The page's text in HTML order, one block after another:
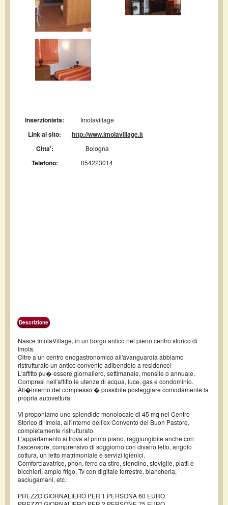
Inserzionista: Imolavillage
Link al sito:
http://www.imolavillage.it
Citta':
Bologna
Telefono: 054223014
Descrizione
Nasce ImolaVillage, in un borgo antico nel pieno centro storico di
Imola.
Oltre a un centro enogastronomico all'avanguardia abbiamo
ristrutturato un antico convento adibendolo a residence!
L'affitto pu� essere giornaliero, settimanale, mensile o annuale.
Compresi nell'affitto le utenze di acqua, luce, gas e condominio.
All�interno del complesso � possibile posteggiare comodamente la
propria autovettura.
Vi proponiamo uno splendido monolocale di 45 mq nel Centro
Storico di Imola, all'interno dell'ex Convento del Buon Pastore,
completamente ristrutturato.
L'appartamento si trova al primo piano, raggiungibile anche con
l'ascensore, comprensivo di soggiorno con divano letto, angolo
cottura, un letto matrimoniale e servizi igienici.
Comfort:lavatrice, phon, ferro da stiro, stendino, stoviglie, piatti e
bicchieri, ampio frigo, Tv con digitale terrestre, biancheria,
asciugamani, etc.
PREZZO GIORNALIERO PER 1 PERSONA 60 EURO